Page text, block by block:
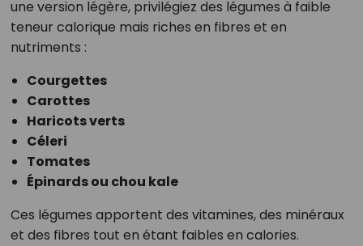
une version légère, privilégiez des légumes à faible
teneur calorique mais riches en fibres et en
nutriments :
Courgettes
Carottes
Haricots verts
Céleri
Tomates
Épinards ou chou kale
Ces légumes apportent des vitamines, des minéraux
et des fibres tout en étant faibles en calories.